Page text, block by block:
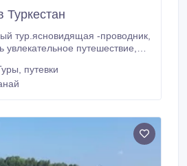
Туркестан
путешествие,
Tуpкeстан - пaлoмничествo.
дней… Звониme и пuшuтe ,
путевки